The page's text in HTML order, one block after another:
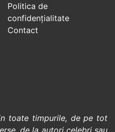
Politica de
confidenţialitate
Contact
toate timpurile, de pe tot
de la autori celebrisau